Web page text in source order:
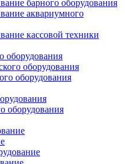
барного оборудования
аквариумного
кассовой техники
оборудования
оборудования
оборудования
оборудования